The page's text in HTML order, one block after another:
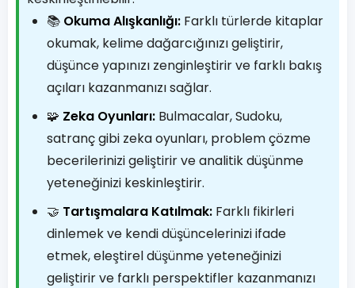
📚 Okuma Alışkanlığı: Farklı türlerde kitaplar
okumak, kelime dağarcığınızı geliştirir,
düşünce yapınızı zenginleştirir ve farklı bakış
açıları kazanmanızı sağlar.
🧩 Zeka Oyunları: Bulmacalar, Sudoku,
satranç gibi zeka oyunları, problem çözme
becerilerinizi geliştirir ve analitik düşünme
yeteneğinizi keskinleştirir.
🤝 Tartışmalara Katılmak: Farklı fikirleri
dinlemek ve kendi düşüncelerinizi ifade
etmek, eleştirel düşünme yeteneğinizi
geliştirir ve farklı perspektifler kazanmanızı